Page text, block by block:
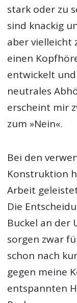
stark oder zu
sind knackig
aber vielleicht
einen
entwickelt
neutrales
erscheint mir
zum »Nein«.
Bei den
Konstruktion
Arbeit
Die
Buckel an der
sorgen zwar
schon nach
gegen meine
entspannten